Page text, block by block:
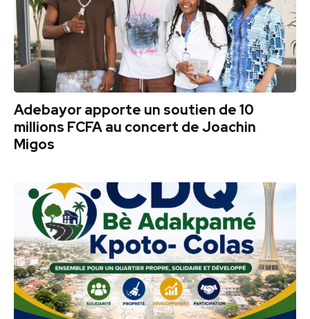
Adebayor apporte un soutien de 10
millions FCFA au concert de Joachin
Migos